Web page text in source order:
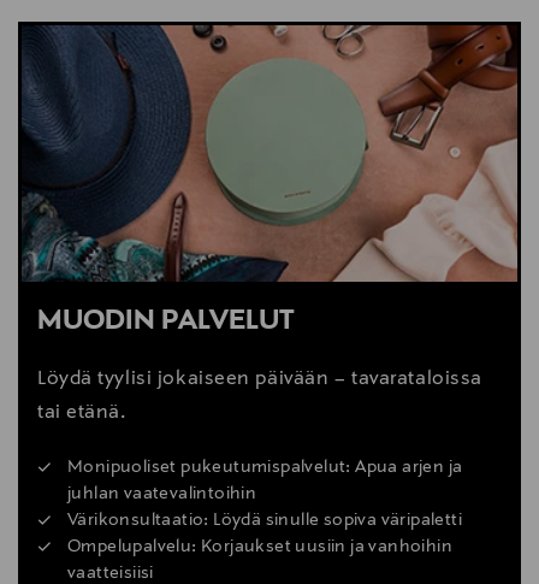
LUE LISÄÄ
MUODIN PALVELUT
Löydä tyylisi jokaiseen päivään – tavarataloissa
tai etänä.
Monipuoliset pukeutumispalvelut: Apua arjen ja
juhlan vaatevalintoihin
Värikonsultaatio: Löydä sinulle sopiva väripaletti
Ompelupalvelu: Korjaukset uusiin ja vanhoihin
vaatteisiisi